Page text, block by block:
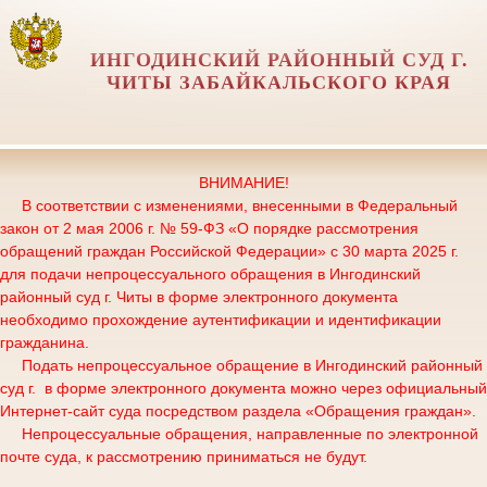
ИНГОДИНСКИЙ РАЙОННЫЙ СУД Г.
ЧИТЫ ЗАБАЙКАЛЬСКОГО КРАЯ
ВНИМАНИЕ!
В соответствии с изменениями, внесенными в Федеральный
закон от 2 мая 2006 г. № 59-ФЗ «О порядке рассмотрения
обращений граждан Российской Федерации» с 30 марта 2025 г.
для подачи непроцессуального обращения в Ингодинский
районный суд г. Читы в форме электронного документа
необходимо прохождение аутентификации и идентификации
гражданина.
Подать непроцессуальное обращение в Ингодинский районный
суд г. в форме электронного документа можно через официальный
Интернет-сайт суда посредством раздела «Обращения граждан».
Непроцессуальные обращения, направленные по электронной
почте суда, к рассмотрению приниматься не будут.